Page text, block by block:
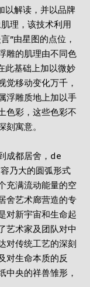
以解读，并以品牌
理，该技术利用
”由星图的点位，
雕的肌理由不同色
基础上加以微妙
觉移动变化万千，
浮雕质地上加以手
色彩，这些色彩不
寓意。
成都居舍，de
乃大的圆弧形式
充满流动能量的空
舍艺术廊营造的专
对新宇宙和生命起
艺术家及团队对中
对传统工艺的深刻
对生命本质的反
中央的祥兽雏形，